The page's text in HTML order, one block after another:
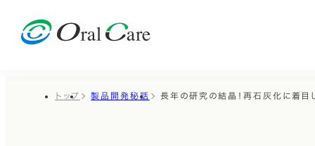
トップ 製品開発秘話 長年の研究の結晶！再石灰化に着目